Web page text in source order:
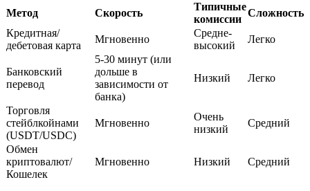
Копирование торговли
Присоединяйтесь к лучшим трейдерам
Метод Скорость
Типичные
комиссии
Сложность
Кредитная/
дебетовая карта
Мгновенно
Средне-
высокий
Легко
Банковский
перевод
5-30 минут (или
дольше в
зависимости от
банка)
Низкий Легко
Торговля
стейблкойнами
(USDT/USDC)
Мгновенно
Очень
низкий
Средний
Обмен
криптовалют/
Кошелек
Мгновенно Низкий Средний